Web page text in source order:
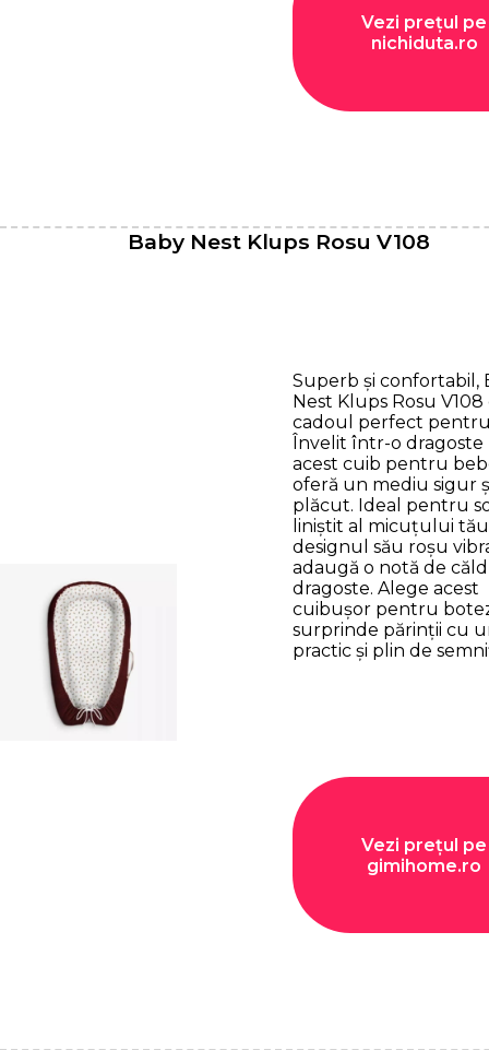
Vezi prețul pe
nichiduta.ro
Baby Nest Klups Rosu V108
Superb și confortabil,
Nest Klups Rosu V108
cadoul perfect
Învelit într-o dragoste
acest cuib pentru
oferă un mediu sigur
plăcut. Ideal pentru
liniștit al micuțului
designul său roșu
adaugă o notă de
dragoste. Alege acest
cuibușor pentru
surprinde părinții cu
practic și plin de
Vezi prețul pe
gimihome.ro